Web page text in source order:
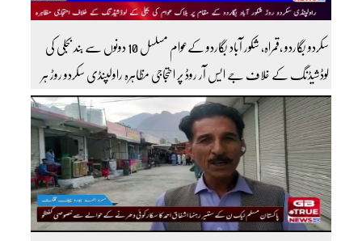
سکردو بگاردو ،قمراہ، شکور آباد بگاردو کےعوام مسلسل 10 دونوں سے بند بجلی کی
لوڈشیڈنگ کے خلاف جے ایس آر روڈ پر احتجاجی مظاہرہ راولپنڈی سکردو روڑ ہر
قسم کی ٹریفک کے لئے بند۔۔ مزید اپڈیٹس کے لیے ہمارے یوٹیوب چینل کو
سبسکرائب کریں